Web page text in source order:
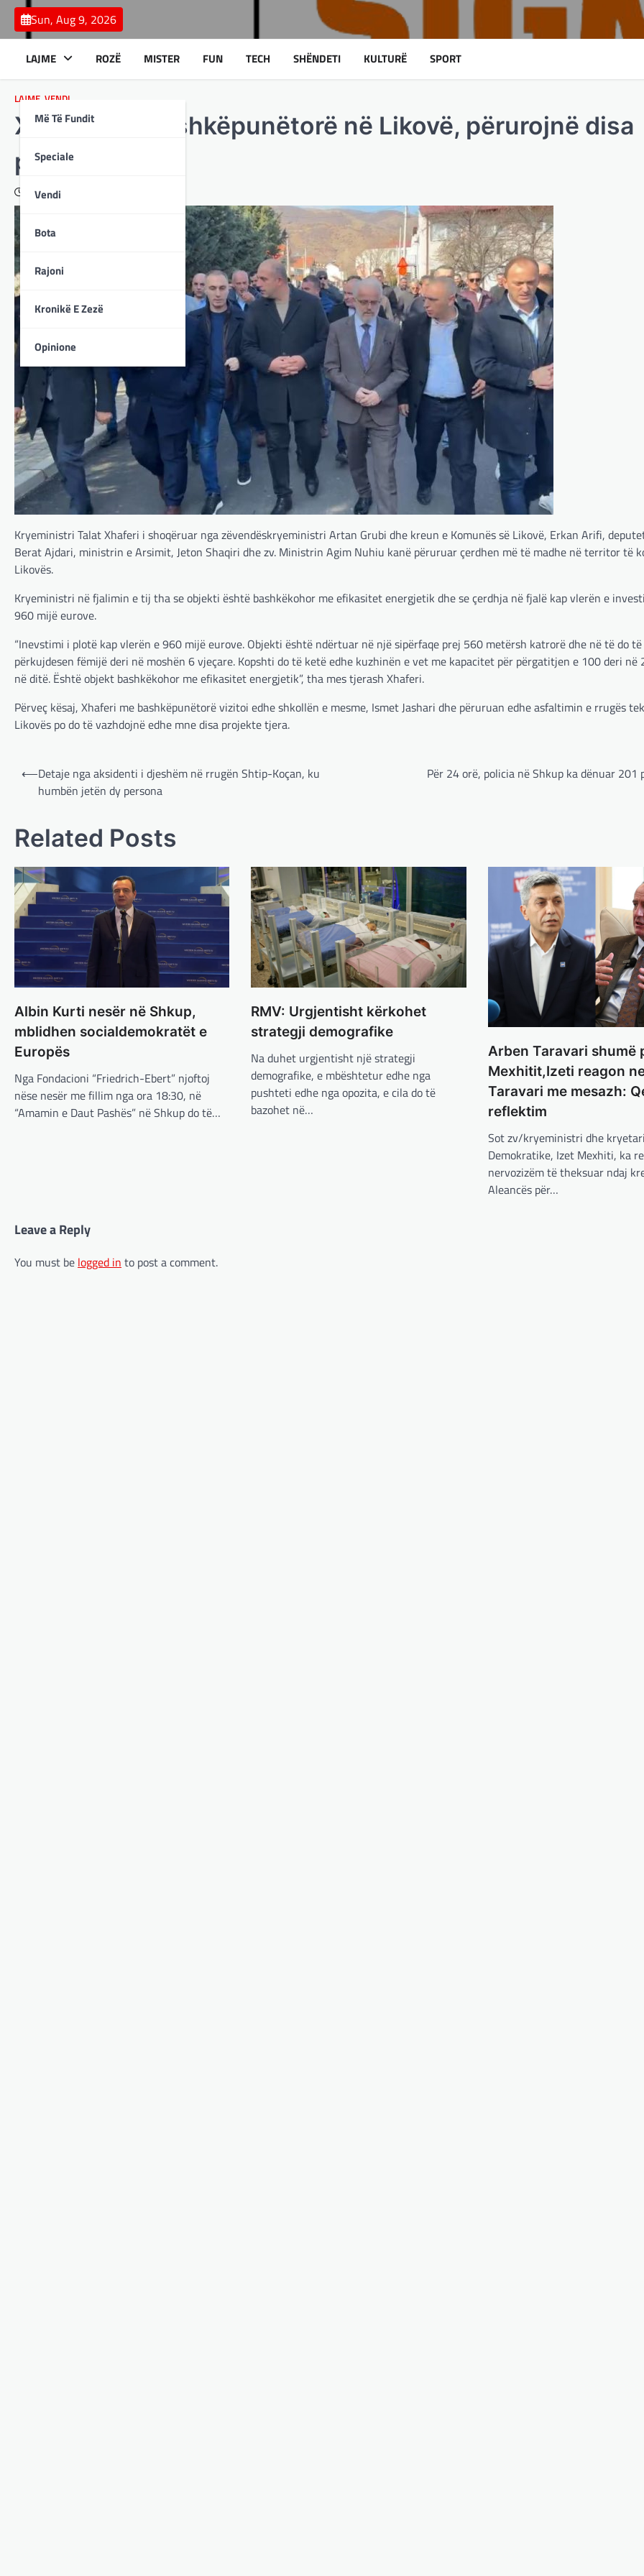
Skip
content
Sun, Aug 9, 2026
LAJME
Më Të Fundit
Speciale
Vendi
Bota
Rajoni
Kronikë E Zezë
Opinione
ROZË MISTER FUN TECH SHËNDETI KULTURË SPORT
LAJME VENDI
Xhaferi me bashkëpunëtorë në Likovë, përurojnë disa
projekte
February 15, 2024
Kryeministri Talat Xhaferi i shoqëruar nga zëvendëskryeministri Artan Grubi dhe kreun e Komunës së Likovë, Erkan Arifi,
Berat Ajdari, ministrin e Arsimit, Jeton Shaqiri dhe zv. Ministrin Agim Nuhiu kanë përuruar çerdhen më të madhe në territor të
Likovës.
Kryeministri në fjalimin e tij tha se objekti është bashkëkohor me efikasitet energjetik dhe se çerdhja në fjalë kap vlerën e
960 mijë eurove.
“Inevstimi i plotë kap vlerën e 960 mijë eurove. Objekti është ndërtuar në një sipërfaqe prej 560 metërsh katrorë dhe në të do
përkujdesen fëmijë deri në moshën 6 vjeçare. Kopshti do të ketë edhe kuzhinën e vet me kapacitet për përgatitjen e 100 deri në
në ditë. Është objekt bashkëkohor me efikasitet energjetik”, tha mes tjerash Xhaferi.
Përveç kësaj, Xhaferi me bashkëpunëtorë vizitoi edhe shkollën e mesme, Ismet Jashari dhe përuruan edhe asfaltimin e rrugës
Likovës po do të vazhdojnë edhe mne disa projekte tjera.
Post
navigation
⟵Detaje nga aksidenti i djeshëm në rrugën Shtip-Koçan, ku
humbën jetën dy persona
Për 24 orë, policia në Shkup ka dënuar 201
Related Posts
Albin Kurti nesër në Shkup,
mblidhen socialdemokratët e
Europës
Nga Fondacioni “Friedrich-Ebert” njoftoj
nëse nesër me fillim nga ora 18:30, në
“Amamin e Daut Pashës” në Shkup do të…
RMV: Urgjentisht kërkohet
strategji demografike
Na duhet urgjentisht një strategji
demografike, e mbështetur edhe nga
pushteti edhe nga opozita, e cila do të
bazohet në…
Arben Taravari shumë
Mexhitit,Izeti reagon
Taravari me mesazh:
reflektim
Sot zv/kryeministri dhe
Demokratike, Izet Mexhiti, ka
nervozizëm të theksuar ndaj
Aleancës për…
Leave a Reply
You must be logged in to post a comment.